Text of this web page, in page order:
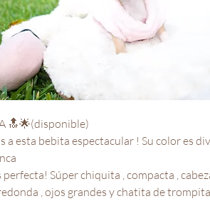
🔝🌟(disponible)
a esta bebita espectacular ! Su color es
Súper chiquita , compacta ,
, ojos grandes y chatita de